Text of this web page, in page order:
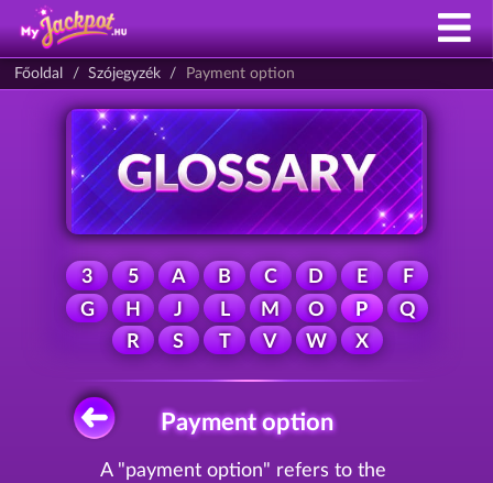
Főoldal Szójegyzék Payment option
3 5 A B C D E
F
G
H J L M O P
Q
R
S T V W X
Payment option
A "payment option" refers to the